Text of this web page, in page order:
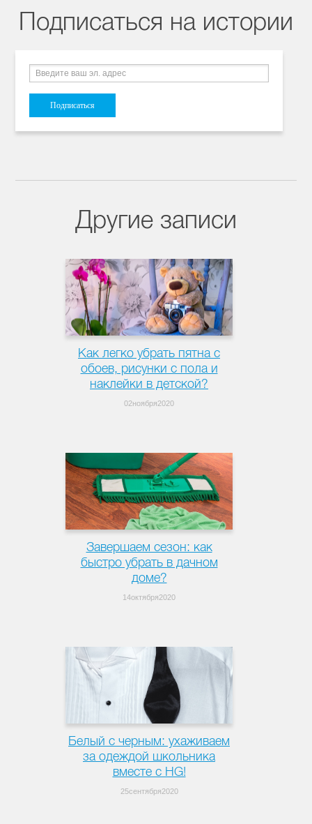
Подписаться на истории
Другие записи
Как легко убрать пятна с
обоев, рисунки с пола и
наклейки в детской?
02ноября2020
Завершаем сезон: как
быстро убрать в дачном
доме?
14октября2020
Белый с черным: ухаживаем
за одеждой школьника
вместе с HG!
25сентября2020